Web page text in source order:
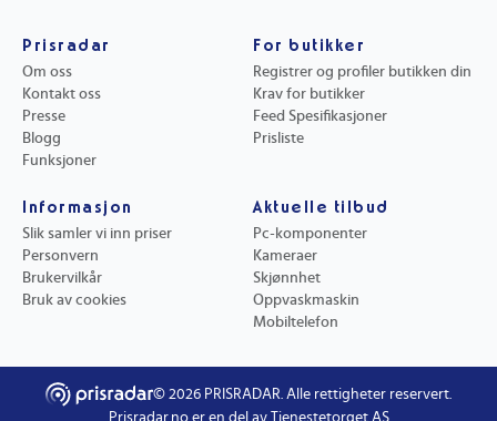
Prisradar
Om oss
Kontakt oss
Presse
Blogg
Funksjoner
For butikker
Registrer og profiler butikken din
Krav for butikker
Feed Spesifikasjoner
Prisliste
Informasjon
Slik samler vi inn priser
Personvern
Brukervilkår
Bruk av cookies
Aktuelle tilbud
Pc-komponenter
Kameraer
Skjønnhet
Oppvaskmaskin
Mobiltelefon
Prisradar.no er en del av Tjenestetorget AS
© 2026 PRISRADAR. Alle rettigheter reservert.